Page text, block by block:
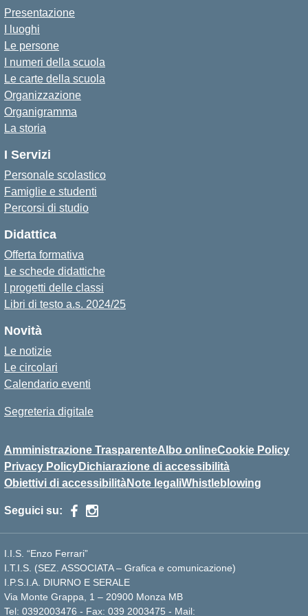
Presentazione
I luoghi
Le persone
I numeri della scuola
Le carte della scuola
Organizzazione
Organigramma
La storia
I Servizi
Personale scolastico
Famiglie e studenti
Percorsi di studio
Didattica
Offerta formativa
Le schede didattiche
I progetti delle classi
Libri di testo a.s. 2024/25
Novità
Le notizie
Le circolari
Calendario eventi
Segreteria digitale
Amministrazione TrasparenteAlbo onlineCookie Policy
Privacy PolicyDichiarazione di accessibilità
Obiettivi di accessibilitàNote legaliWhistleblowing
Seguici su:
I.I.S. “Enzo Ferrari”
I.T.I.S. (SEZ. ASSOCIATA – Grafica e comunicazione)
I.P.S.I.A. DIURNO E SERALE
Via Monte Grappa, 1 – 20900 Monza MB
Tel: 0392003476 - Fax: 039 2003475 - Mail: